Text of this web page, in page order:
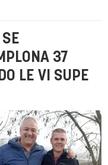
37
LE VI SUPE